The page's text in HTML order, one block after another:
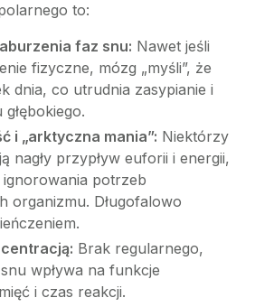
to:
faz snu: Nawet jeśli
fizyczne, mózg „myśli”, że
dnia, co utrudnia zasypianie i
i „arktyczna mania”: Niektórzy
nagły przypływ euforii i energii,
potrzeb
organizmu. Długofalowo
Brak regularnego,
wpływa na funkcje
i czas reakcji.